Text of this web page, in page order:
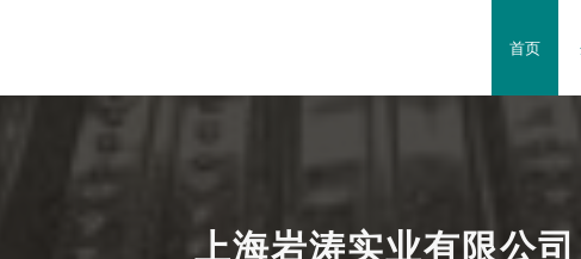
首页
上海岩涛实业有限公司